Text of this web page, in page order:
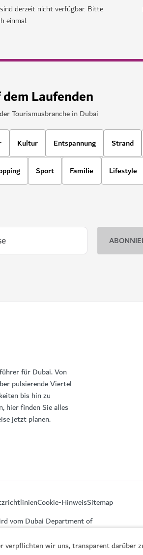
wir uns, transparent darüber
derzeit nicht verfügbar. Bitte
einmal.
Laufenden
Tourismusbranche in Dubai
Kultur Entspannung Strand
Sport Familie Lifestyle
für Dubai. Von
pulsierende Viertel
bis hin zu
hier finden Sie alles
jetzt planen.
Cookie-HinweisSitemap
vom Dubai Department of